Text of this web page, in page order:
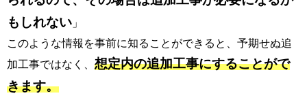
もしれない 」
このような情報を事前に知ることができると、予期せぬ追
加工事ではなく、 想定内の追加工事にすることがで
きます。